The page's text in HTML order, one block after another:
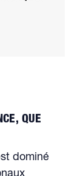
QUE
dominé